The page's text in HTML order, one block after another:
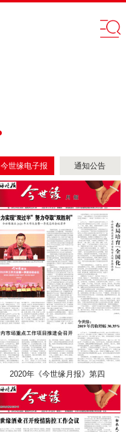
今世缘电子报 通知公告
2020年《今世缘月报》第四